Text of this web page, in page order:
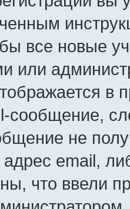
все новые
или
в
сообщение,
не
email,
что ввели